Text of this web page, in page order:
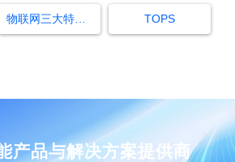
物联网三大特征是什么 TOPS
产品与解决方案提供商